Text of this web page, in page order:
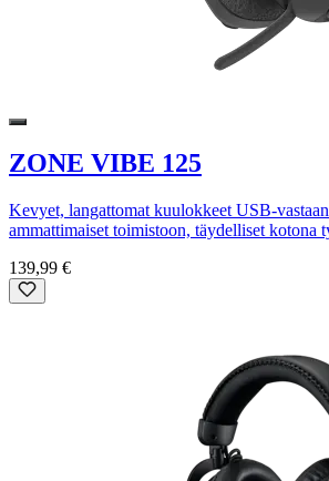
ZONE VIBE 125
Kevyet, langattomat kuulokkeet USB-
ammattimaiset toimistoon, täydelliset kotona
139,99 €